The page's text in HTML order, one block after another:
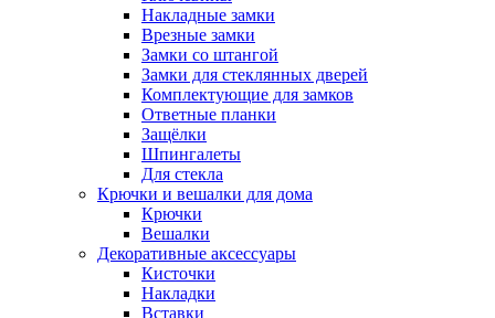
Накладные замки
Врезные замки
Замки со штангой
Замки для стеклянных дверей
Комплектующие для замков
Ответные планки
Защёлки
Шпингалеты
Для стекла
Крючки и вешалки для дома
Крючки
Вешалки
Декоративные аксессуары
Кисточки
Накладки
Вставки